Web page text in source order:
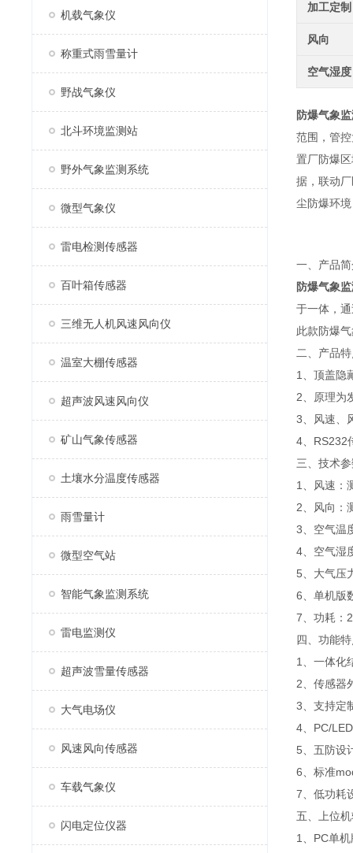
机载气象仪
称重式雨雪量计
野战气象仪
北斗环境监测站
野外气象监测系统
微型气象仪
雷电检测传感器
百叶箱传感器
三维无人机风速风向仪
温室大棚传感器
超声波风速风向仪
矿山气象传感器
土壤水分温度传感器
雨雪量计
微型空气站
智能气象监测系统
雷电监测仪
超声波雪量传感器
大气电场仪
风速风向传感器
车载气象仪
闪电定位仪器
加工定制
风向
空气湿度
防爆气象
范围，管
置厂防爆
据，联动
尘防爆环
一、产品
防爆气象
于一体，
此款防爆
二、产品
1、顶盖隐
2、原理为
3、风速、
4、RS232
三、技术
1、风速：
2、风向：
3、空气温
4、空气湿
5、大气压
6、单机版
7、功耗：
四、功能
1、一体化
2、传感器
3、支持定
4、PC/
5、五防设
6、标准
7、低功耗
五、上位
1、PC单